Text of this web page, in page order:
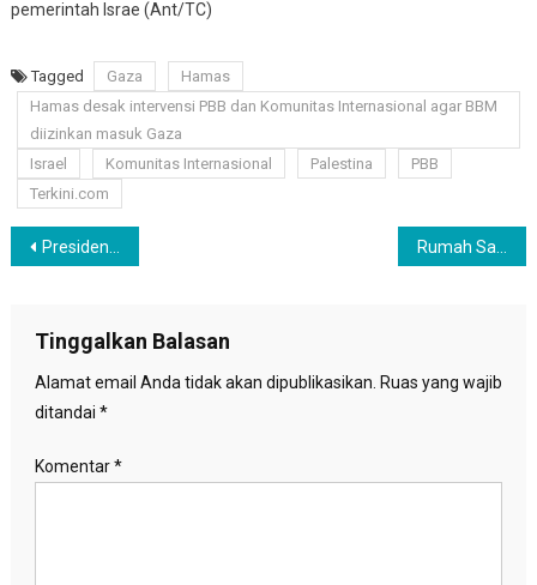
pemerintah Israe (Ant/TC)
Tagged Gaza
Hamas
Hamas desak intervensi PBB dan Komunitas Internasional agar BBM
diizinkan masuk Gaza
Israel
Komunitas Internasional Palestina
PBB
Terkini.com
Navigasi
Presiden Jokowi Dorong OKI Harus Bersatu dan Berada di Garda Depan Selesaikan Krisis di Gaza
Tinggalkan Balasan
Alamat email Anda tidak akan dipublikasikan. Ruas yang wajib
ditandai *
Komentar*